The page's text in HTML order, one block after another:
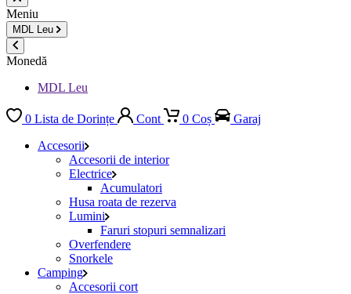
Meniu
MDL Leu
Monedă
MDL Leu
0 Lista de Dorințe Cont 0 Coș
Garaj
Accesorii
Accesorii de interior
Electrice
Acumulatori
Husa roata de rezerva
Lumini
Faruri stopuri semnalizari
Overfendere
Snorkele
Camping
Accesorii cort